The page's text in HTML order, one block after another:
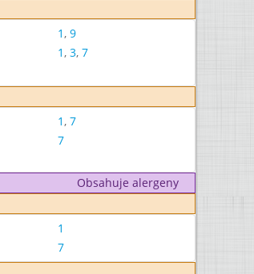
1, 9
1, 3, 7
1, 7
7
Obsahuje alergeny
1
7